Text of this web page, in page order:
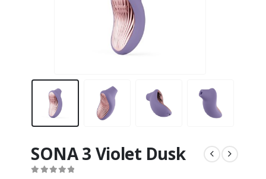
SONA 3 Violet Dusk